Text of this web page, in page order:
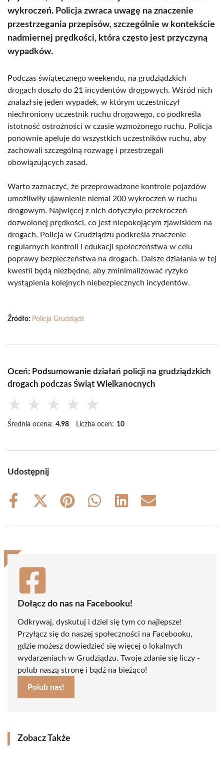
wykroczeń. Policja zwraca uwagę na znaczenie
przestrzegania przepisów, szczególnie w kontekście
nadmiernej prędkości, która często jest przyczyną
wypadków.
Podczas świątecznego weekendu, na grudziądzkich
drogach doszło do 21 incydentów drogowych. Wśród nich
znalazł się jeden wypadek, w którym uczestniczył
niechroniony uczestnik ruchu drogowego, co podkreśla
istotność ostrożności w czasie wzmożonego ruchu. Policja
ponownie apeluje do wszystkich uczestników ruchu, aby
zachowali szczególną rozwagę i przestrzegali
obowiązujących zasad.
Warto zaznaczyć, że przeprowadzone kontrole pojazdów
umożliwiły ujawnienie niemal 200 wykroczeń w ruchu
drogowym. Najwięcej z nich dotyczyło przekroczeń
dozwolonej prędkości, co jest niepokojącym zjawiskiem na
drogach. Policja w Grudziądzu podkreśla znaczenie
regularnych kontroli i edukacji społeczeństwa w celu
poprawy bezpieczeństwa na drogach. Dalsze działania w tej
kwestii będą niezbędne, aby zminimalizować ryzyko
wystąpienia kolejnych niebezpiecznych incydentów.
Źródło: Policja Grudziądz
Oceń: Podsumowanie działań policji na grudziądzkich
drogach podczas Świąt Wielkanocnych
★ ★ ★ ★ ★
Średnia ocena: 4.98 Liczba ocen: 10
Udostępnij
Share
Share
(Twitter)
Share
Share
Share
Share
Dołącz do nas na Facebooku!
Odkrywaj, dyskutuj i dziel się tym co najlepsze!
Przyłącz się do naszej społeczności na Facebooku,
gdzie możesz dowiedzieć się więcej o lokalnych
wydarzeniach w Grudziądzu. Twoje zdanie się liczy -
polub naszą stronę i bądź na bieżąco!
Polub nas!
Zobacz Także